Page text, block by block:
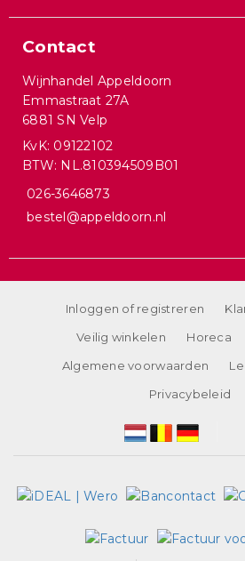
Contact
Wijnhandel Appeldoorn
Emmastraat 27A
6881 SN Velp
KvK: 09122102
BTW: NL.810394509B01
026-3646873
bestel@appeldoorn.nl
Inloggen of registreren
Veilig winkelen
Horeca
Algemene voorwaarden
Privacybeleid